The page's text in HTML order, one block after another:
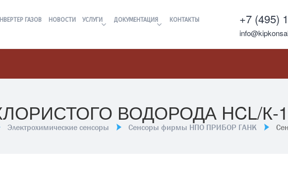
ГАЗОВ НОВОСТИ УСЛУГИ ДОКУМЕНТАЦИЯ КОНТАКТЫ +7 (495)
ВОДОРОДА HCL/К-
Электрохимические сенсоры Сенсоры фирмы НПО ПРИБОР ГАНК